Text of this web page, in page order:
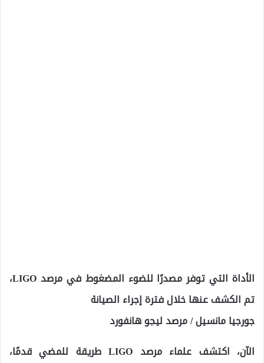
الأداة التي توفر مصدرًا للضوء المضغوط في مرصد LIGO،
تم الكشف عنها خلال فترة إجراء الصيانة
جورجيا مانسيل / مرصد ليجو هانفورد
الآن، اكتشف علماء مرصد LIGO طريقة للمضي قدمًا،